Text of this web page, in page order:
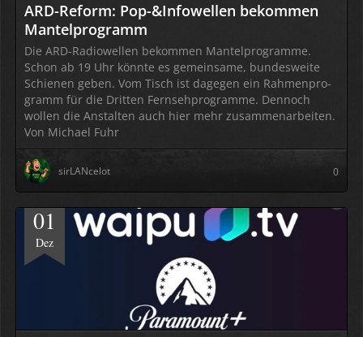
ARD-Reform: Pop-&Infowellen bekommen
Mantelprogramm
Die ARD-Radio­wellen bekommen Mantel­pro­gramme.
Schon ab 19 Uhr könnte es gemein­same, bundes­weite
Schienen geben. Vom Tisch ist dagegen ein Rahmen­pro­
gramm für die Dritten Fern­seh­pro­gramme. Dennoch
wollen die Anstalten auch hier mehr zusam­men­arbeiten.
Von Michael Fuhr
sirLANcelot 0
01
Dez